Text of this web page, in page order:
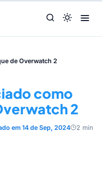
de Overwatch 2
como
2
em 14 de Sep, 2024 2 min